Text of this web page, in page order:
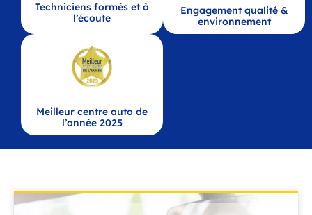
Techniciens formés et à
l’écoute
Engagement qualité &
environnement
Meilleur centre auto de
l’année 2025